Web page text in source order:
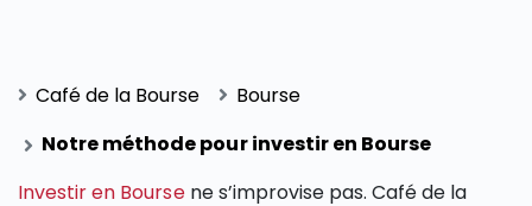
Café de la Bourse
Bourse
Notre méthode pour investir en Bourse
Investir en Boursene s’improvise pas. Café de la